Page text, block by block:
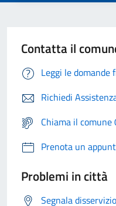
Contatta il
Leggi le domande
Richiedi
Chiama il
Prenota un
Problemi in città
Segnala disservizio